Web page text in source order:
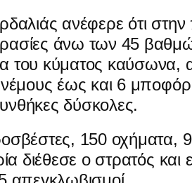
ανέφερε ότι στην
άνω των 45
του κύματος καύσωνα,
έως και 6
δύσκολες.
150 οχήματα, 9
διέθεσε ο στρατός και